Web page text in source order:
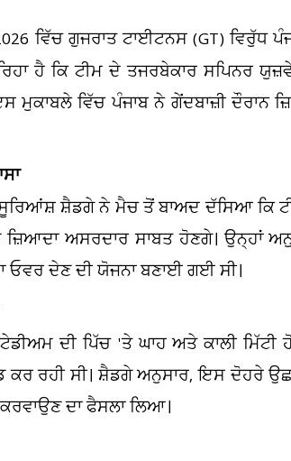
ਵਿੱਚ ਗੁਜਰਾਤ ਟਾਈਟਨਸ (GT) ਵਿਰੁੱਧ
ਹੈ ਕਿ ਟੀਮ ਦੇ ਤਜਰਬੇਕਾਰ ਸਪਿਨਰ
ਵਿੱਚ ਪੰਜਾਬ ਨੇ ਗੇਂਦਬਾਜ਼ੀ ਦੌਰਾਨ
ਸੂਰਿਆਂਸ਼ ਸ਼ੈਡਗੇ ਨੇ ਮੈਚ ਤੋਂ ਬਾਅਦ ਦੱਸਿਆ ਕਿ
ਅਸਰਦਾਰ ਸਾਬਤ ਹੋਣਗੇ। ਉਨ੍ਹਾਂ
ਓਵਰ ਦੇਣ ਦੀ ਯੋਜਨਾ ਬਣਾਈ ਗਈ ਸੀ।
ਦੀ ਪਿੱਚ 'ਤੇ ਘਾਹ ਅਤੇ ਕਾਲੀ
ਕਰ ਰਹੀ ਸੀ। ਸ਼ੈਡਗੇ ਅਨੁਸਾਰ, ਇਸ ਦੋਹਰੇ
ਦਾ ਫੈਸਲਾ ਲਿਆ।